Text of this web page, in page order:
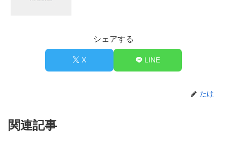
シェアする
X LINE
たけ
関連記事